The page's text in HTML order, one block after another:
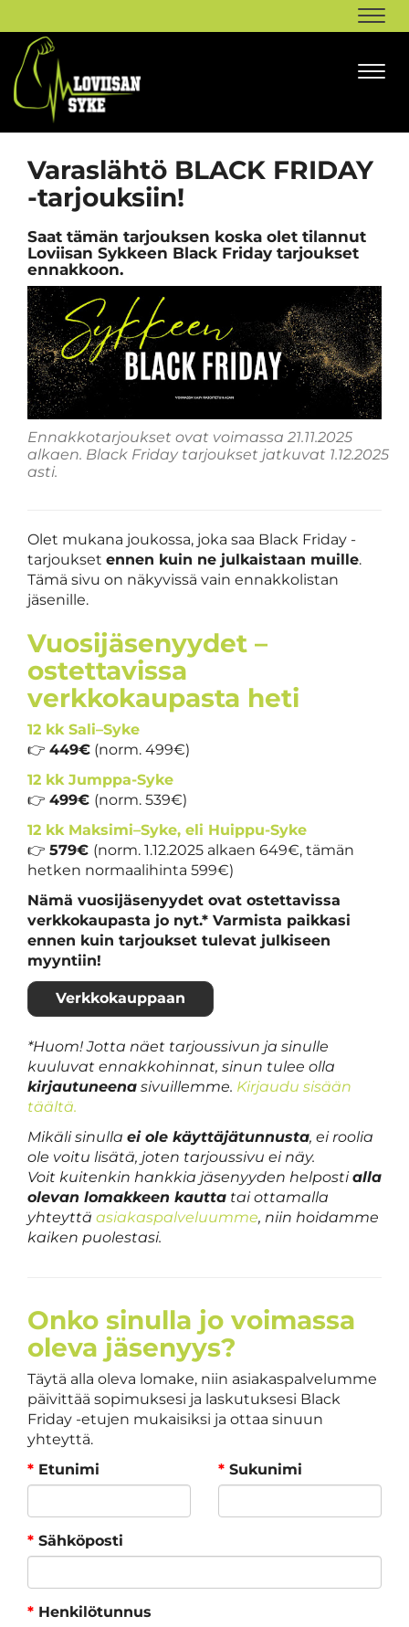
Varaslähtö BLACK FRIDAY
-tarjouksiin!
Saat tämän tarjouksen koska olet tilannut
Loviisan Sykkeen Black Friday tarjoukset
ennakkoon.
Ennakkotarjoukset ovat voimassa 21.11.2025
alkaen. Black Friday tarjoukset jatkuvat 1.12.2025
asti.
Olet mukana joukossa, joka saa Black Friday -
tarjoukset ennen kuin ne julkaistaan muille.
Tämä sivu on näkyvissä vain ennakkolistan
jäsenille.
Vuosijäsenyydet –
ostettavissa
verkkokaupasta heti
12 kk Sali–Syke
👉 449€ (norm. 499€)
12 kk Jumppa-Syke
👉 499€ (norm. 539€)
12 kk Maksimi–Syke, eli Huippu-Syke
👉 579€ (norm. 1.12.2025 alkaen 649€, tämän
hetken normaalihinta 599€)
Nämä vuosijäsenyydet ovat ostettavissa
verkkokaupasta jo nyt.* Varmista paikkasi
ennen kuin tarjoukset tulevat julkiseen
myyntiin!
Verkkokauppaan
*Huom! Jotta näet tarjoussivun ja sinulle
kuuluvat ennakkohinnat, sinun tulee olla
kirjautuneena sivuillemme. Kirjaudu sisään
täältä.
Mikäli sinulla ei ole käyttäjätunnusta, ei roolia
ole voitu lisätä, joten tarjoussivu ei näy.
Voit kuitenkin hankkia jäsenyyden helpostialla
olevan lomakkeen kautta tai ottamalla
yhteyttä asiakaspalveluumme, niin hoidamme
kaiken puolestasi.
Onko sinulla jo voimassa
oleva jäsenyys?
Täytä alla oleva lomake, niin asiakaspalvelumme
päivittää sopimuksesi ja laskutuksesi Black
Friday -etujen mukaisiksi ja ottaa sinuun
yhteyttä.
* Etunimi * Sukunimi
* Sähköposti
* Henkilötunnus